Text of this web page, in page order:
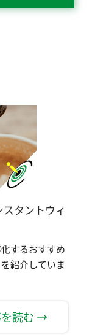
タントウィ
するおすすめ
紹介していま
読む →